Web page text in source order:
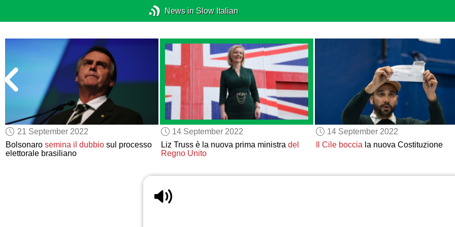
News in Slow Italian
21 September 2022
Bolsonarosemina il dubbio sul processo
elettorale brasiliano
14 September 2022
Liz Truss è la nuova prima ministra del
Regno Unito
14 September 2022
Il Cile bocciala nuova Costituzione